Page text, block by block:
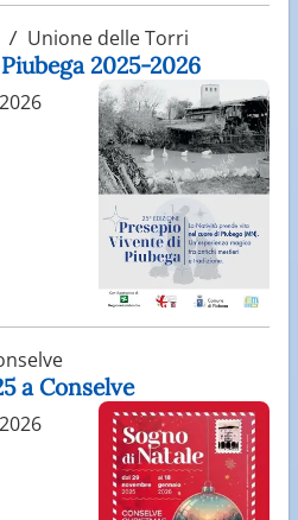
Unione delle Torri
2025-2026
a Conselve